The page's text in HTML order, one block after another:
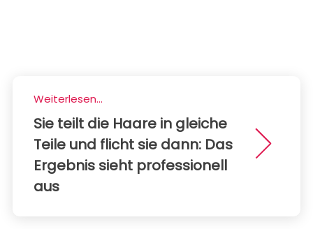
Weiterlesen...
Sie teilt die Haare in gleiche
Teile und flicht sie dann: Das
Ergebnis sieht professionell
aus